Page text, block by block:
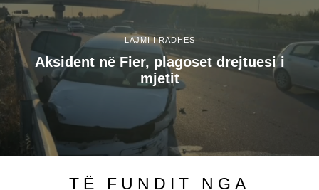
LAJMI I RADHËS
Aksident në Fier, plagoset drejtuesi i
mjetit
TË FUNDIT NGA